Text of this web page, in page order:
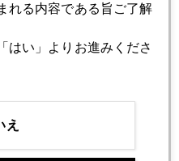
れる内容である旨ご了解
はい」よりお進みくださ
え